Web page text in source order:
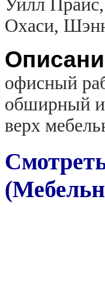
Уилл
Охаси,
офисный
обширный и
верх